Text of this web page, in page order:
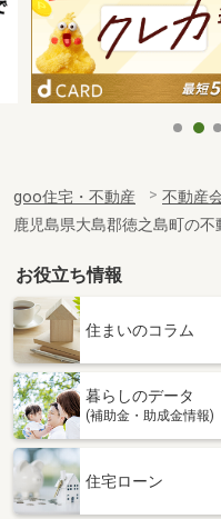
goo住宅・不動産 不動産
鹿児島県大島郡徳之島町の不
お役立ち情報
住まいのコラム
暮らしのデータ
(補助金・助成金情報)
住宅ローン